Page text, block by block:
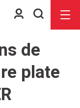
Espace
Menu
de
plate